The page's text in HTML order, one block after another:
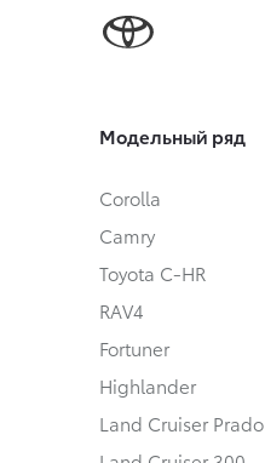
Модельный ряд
Corolla
Camry
Toyota C-HR
RAV4
Fortuner
Highlander
Land Cruiser Prado